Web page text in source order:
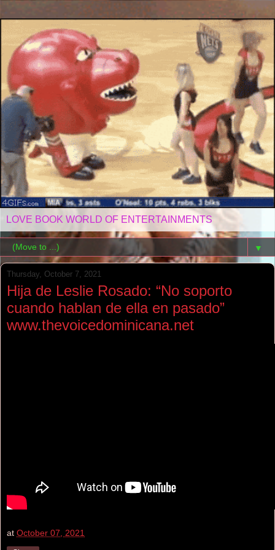
LOVE BOOK WORLD OF ENTERTAINMENTS
▼
Thursday, October 7, 2021
Hija de Leslie Rosado: “No soporto
cuando hablan de ella en pasado”
www.thevoicedominicana.net
at October 07, 2021